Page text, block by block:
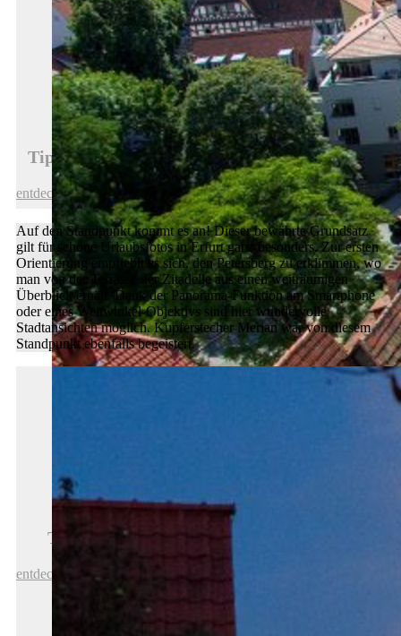
Tipps für schöne Urlaubsfotos in Wittenberg
entdecken
Tipps für schöne Urlaubsfotos in Erfurt
entdecken
Auf den Standpunkt kommt es an! Dieser bewährte Grundsatz
gilt für schöne Urlaubsfotos in Erfurt ganz besonders. Zur ersten
Orientierung empfiehlt es sich, den Petersberg zu erklimmen, wo
man von der Terrasse der Zitadelle aus einen weiträumigen
Überblick erhält. Dank der Panorama-Funktion am Smartphone
oder eines Weitwinkel-Objektivs sind hier wundervolle
Stadtansichten möglich. Kupferstecher Merian war von diesem
Standpunkt ebenfalls begeistert.